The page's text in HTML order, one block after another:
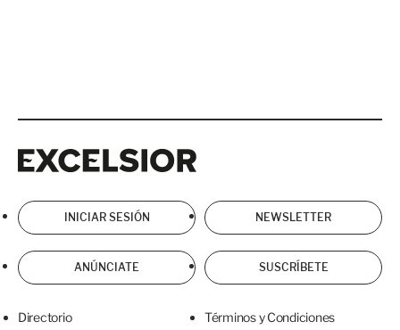
INICIAR SESIÓN NEWSLETTER
ANÚNCIATE SUSCRÍBETE
Directorio Términos y Condiciones